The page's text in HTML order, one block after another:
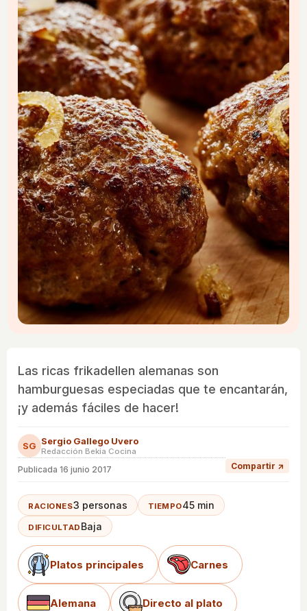
Las ricas frikadellen alemanas son
hamburguesas especiadas que te encantarán,
¡y además fáciles de hacer!
SG Sergio Gallego Uvero
Redacción Bekia Cocina
Publicada 16 junio 2017 Compartir ↗
RACIONES3 personas TIEMPO45 min
DIFICULTAD Baja
Platos principales Carnes
Alemana Directo al plato